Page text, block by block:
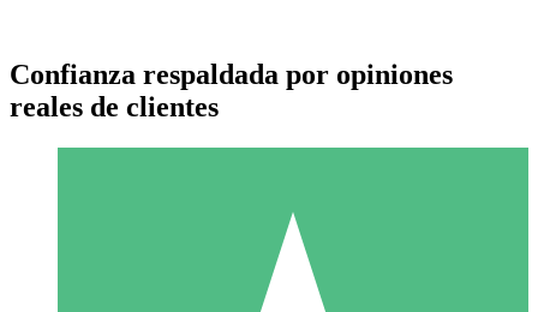
Paquetes de Créditos Individuales
Confianza respaldada por opiniones
reales de clientes